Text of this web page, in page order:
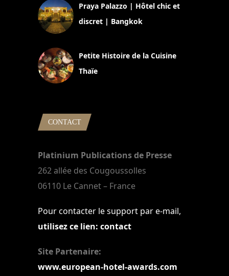
Praya Palazzo | Hôtel chic et
discret | Bangkok
Petite Histoire de la Cuisine
Thaïe
CONTACT
Platinium Publications de Presse
262 allée des Cougoussolles
06110 Le Cannet – France
Pour contacter le support par e-mail,
utilisez ce lien: contact
Site Partenaire:
www.european-hotel-awards.com